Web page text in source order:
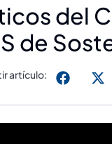
del
de
artículo: